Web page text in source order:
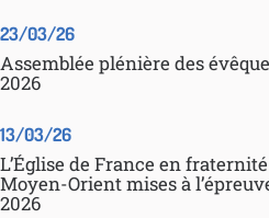
23/03/26
Assemblée plénière des
2026
13/03/26
L’Église de France en
Moyen-Orient mises à
2026